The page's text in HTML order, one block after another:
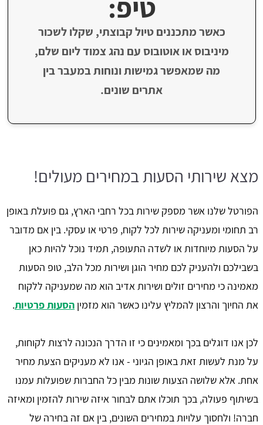
כאשר מתכננים טיול קבוצתי, שקלו לשכור
מיניבוס או אוטובוס עם נהג צמוד ליום שלם,
מה שמאפשר גמישות ונוחות במעבר בין
אתרים שונים.
מצא שירותי הסעות במחירים מעולים!
הפורטל שלנו אשר מספק שירות בכל רחבי הארץ, גם פועלת באופן
רב תחומי ומעניקה שירות לכל לקוח, פרטי או עסקי. בין אם מדובר
על הסעות מיוחדות או לשדה התעופה, תמיד נוכל להיות כאן
בשבילכם ולהעניק לכם מחיר הוגן ושירות מכל הלב, טופ הסעות
מאמינה כי מחירים זולים ושירות אדיב הוא מה שמעניקה ללקוח
את החיוך והרצון להמליץ עלינו כאשר הוא מזמין הסעות פרטיות.
לכן אנו דוגלים בכך ומאמינים כי זו הדרך הנכונה לרצות לקוחות,
על מנת לעשות זאת באופן הגיוני - אנו לא מעניקים הצעת מחיר
אחת. אלא שלושה הצעות שונות מבין כל החברות שפועלות עמנו
בשיתוף פעולה, בכך תוכלו אתם לבחור איזה שירות להזמין ומאיזה
חברה! ולחסוך עלויות במחירים השונים, בין אם זה בחירה של